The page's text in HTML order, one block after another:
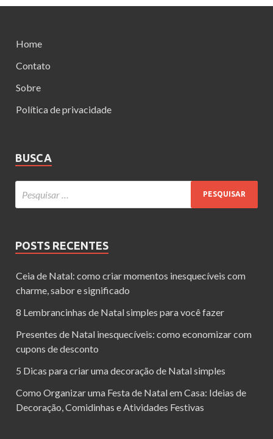
Home
Contato
Sobre
Política de privacidade
BUSCA
POSTS RECENTES
Ceia de Natal: como criar momentos inesquecíveis com
charme, sabor e significado
8 Lembrancinhas de Natal simples para você fazer
Presentes de Natal inesquecíveis: como economizar com
cupons de desconto
5 Dicas para criar uma decoração de Natal simples
Como Organizar uma Festa de Natal em Casa: Ideias de
Decoração, Comidinhas e Atividades Festivas